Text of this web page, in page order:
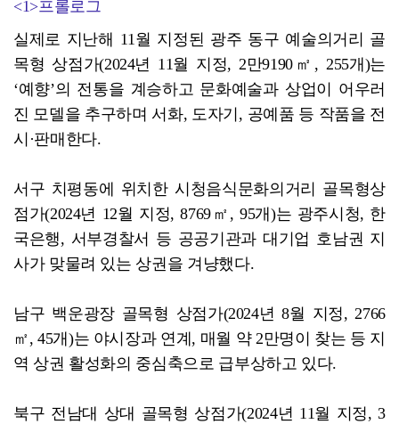
<1>프롤로그
실제로 지난해 11월 지정된 광주 동구 예술의거리 골
목형 상점가(2024년 11월 지정, 2만9190㎡, 255개)는
‘예향’의 전통을 계승하고 문화예술과 상업이 어우러
진 모델을 추구하며 서화, 도자기, 공예품 등 작품을 전
시·판매한다.
서구 치평동에 위치한 시청음식문화의거리 골목형상
점가(2024년 12월 지정, 8769㎡, 95개)는 광주시청, 한
국은행, 서부경찰서 등 공공기관과 대기업 호남권 지
사가 맞물려 있는 상권을 겨냥했다.
남구 백운광장 골목형 상점가(2024년 8월 지정, 2766
㎡, 45개)는 야시장과 연계, 매월 약 2만명이 찾는 등 지
역 상권 활성화의 중심축으로 급부상하고 있다.
북구 전남대 상대 골목형 상점가(2024년 11월 지정, 3